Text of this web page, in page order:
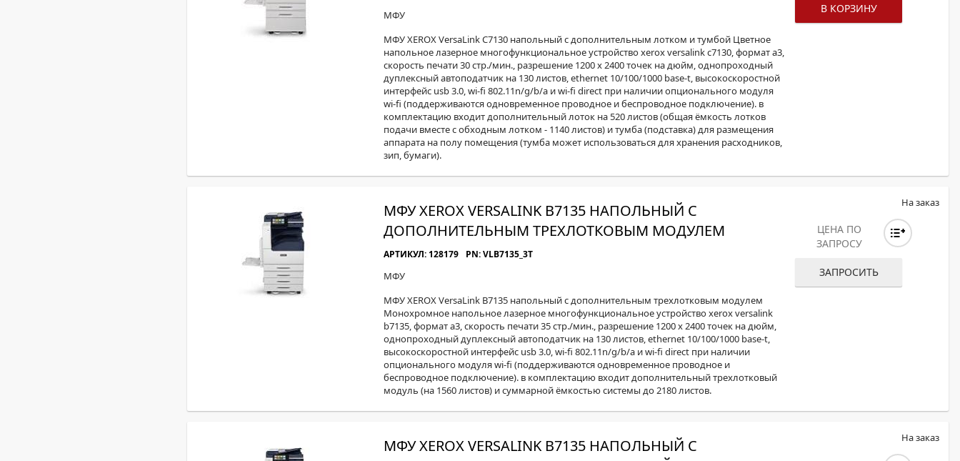
МФУ
МФУ XEROX VersaLink C7130 напольный с дополнительным лотком и тумбой Цветное
напольное лазерное многофункциональное устройство xerox versalink c7130, формат а3,
скорость печати 30 стр./мин., разрешение 1200 x 2400 точек на дюйм, однопроходный
дуплексный автоподатчик на 130 листов, ethernet 10/100/1000 base-t, высокоскоростной
интерфейс usb 3.0, wi-fi 802.11n/g/b/a и wi-fi direct при наличии опционального модуля
wi-fi (поддерживаются одновременное проводное и беспроводное подключение). в
комплектацию входит дополнительный лоток на 520 листов (общая ёмкость лотков
подачи вместе с обходным лотком - 1140 листов) и тумба (подставка) для размещения
аппарата на полу помещения (тумба может использоваться для хранения расходников,
зип, бумаги).
В КОРЗИНУ
МФУ XEROX VERSALINK B7135 НАПОЛЬНЫЙ С
ДОПОЛНИТЕЛЬНЫМ ТРЕХЛОТКОВЫМ МОДУЛЕМ
АРТИКУЛ: 128179 PN: VLB7135_3T
МФУ
МФУ XEROX VersaLink B7135 напольный с дополнительным трехлотковым модулем
Монохромное напольное лазерное многофункциональное устройство xerox versalink
b7135, формат а3, скорость печати 35 стр./мин., разрешение 1200 x 2400 точек на дюйм,
однопроходный дуплексный автоподатчик на 130 листов, ethernet 10/100/1000 base-t,
высокоскоростной интерфейс usb 3.0, wi-fi 802.11n/g/b/a и wi-fi direct при наличии
опционального модуля wi-fi (поддерживаются одновременное проводное и
беспроводное подключение). в комплектацию входит дополнительный трехлотковый
модуль (на 1560 листов) и суммарной ёмкостью системы до 2180 листов.
На заказ
ЦЕНА ПО
ЗАПРОСУ
ЗАПРОСИТЬ
МФУ XEROX VERSALINK B7135 НАПОЛЬНЫЙ С
На заказ